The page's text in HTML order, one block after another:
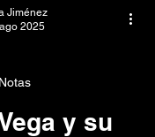
y su
Notas
Jiménez
2025